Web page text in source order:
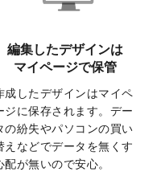
のデザインテンプレート
形式が増えました。
、tifに対応）
りのカレンダーデザイン
編集したデザインは
マイページで保管
成したデザインはマイペ
ジに保存されます。デー
の紛失やパソコンの買い
えなどでデータを無くす
配が無いので安心。